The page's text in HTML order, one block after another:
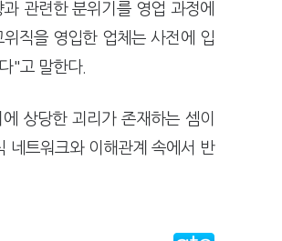
관련한 분위기를 영업 과정에
직을 영입한 업체는 사전에 입
"고 말한다.
상당한 괴리가 존재하는 셈이
네트워크와 이해관계 속에서 반